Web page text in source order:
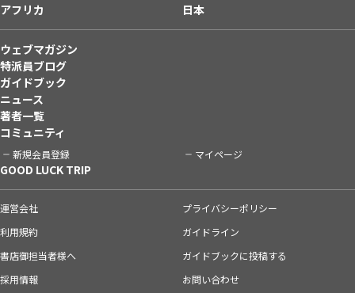
アフリカ
日本
ウェブマガジン
特派員ブログ
ガイドブック
ニュース
著者一覧
コミュニティ
新規会員登録 マイページ
GOOD LUCK TRIP
運営会社
プライバシーポリシー
利用規約
ガイドライン
書店御担当者様へ
ガイドブックに投稿する
採用情報
お問い合わせ